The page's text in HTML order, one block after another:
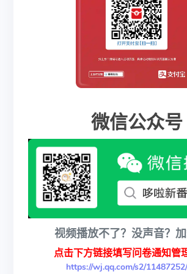
微信公众号
视频播放不了？没声音？加
点击下方链接填写问卷通知管
https://wj.qq.com/s2/